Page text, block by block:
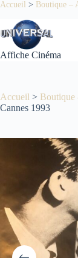
Passer
contenu
Accueil > Boutique –
Affiche Cinéma
Accueil > Boutique
Cannes 1993